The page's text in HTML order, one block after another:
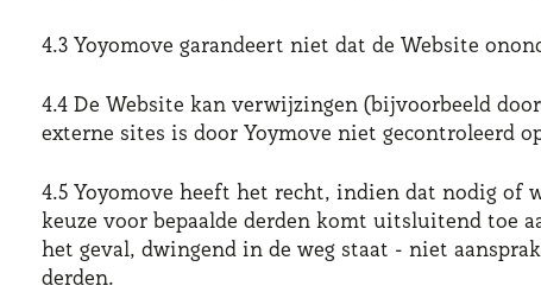
4.3 Yoyomove garandeert niet dat de Website
4.4 De Website kan verwijzingen (bijvoorbeeld
externe sites is door Yoymove niet
4.5 Yoyomove heeft het recht, indien dat nodig of
keuze voor bepaalde derden komt uitsluitend toe
het geval, dwingend in de weg staat - niet
derden.